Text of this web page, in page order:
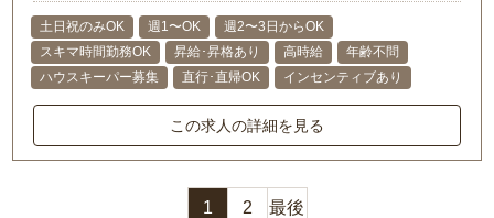
土日祝のみOK 週1〜OK
週2〜3日からOK
スキマ時間勤務OK
昇給･昇格あり 高時給
年齢不問
ハウスキーパー募集
直行･直帰OK インセンティブあり
この求人の詳細を見る
1 2 最後